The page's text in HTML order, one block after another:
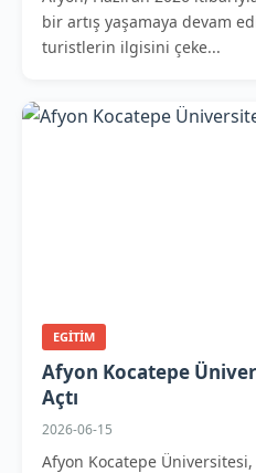
bir artış yaşamaya devam
turistlerin ilgisini çeke...
EGITIM
Afyon Kocatepe
Açtı
2026-06-15
Afyon Kocatepe